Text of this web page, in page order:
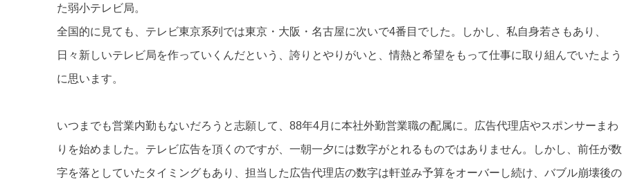
た弱小テレビ局。
全国的に見ても、テレビ東京系列では東京・大阪・名古屋に次いで4番目でした。しかし、私自身若さもあり、
日々新しいテレビ局を作っていくんだという、誇りとやりがいと、情熱と希望をもって仕事に取り組んでいたよう
に思います。
いつまでも営業内勤もないだろうと志願して、88年4月に本社外勤営業職の配属に。広告代理店やスポンサーまわ
りを始めました。テレビ広告を頂くのですが、一朝一夕には数字がとれるものではありません。しかし、前任が数
字を落としていたタイミングもあり、担当した広告代理店の数字は軒並み予算をオーバーし続け、バブル崩壊後の